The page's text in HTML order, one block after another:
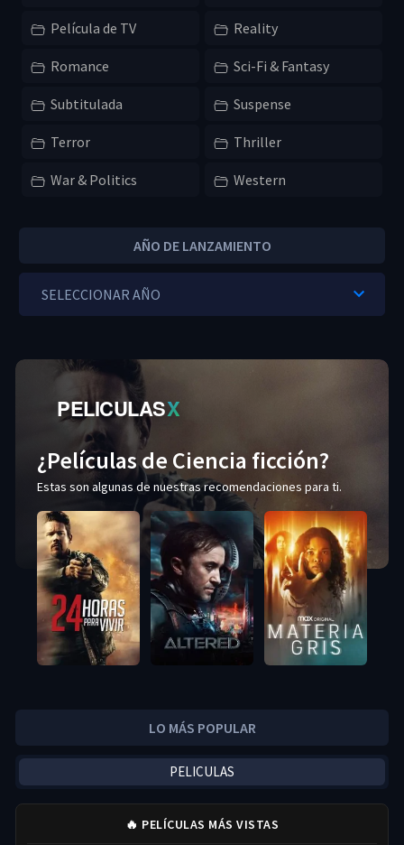
Película de TV Reality
Romance Sci-Fi & Fantasy
Subtitulada Suspense
Terror Thriller
War & Politics Western
AÑO DE LANZAMIENTO
PELICULASX
¿Películas de Ciencia ficción?
Estas son algunas de nuestras recomendaciones para ti.
LO MÁS POPULAR
PELICULAS
🔥 PELÍCULAS MÁS VISTAS